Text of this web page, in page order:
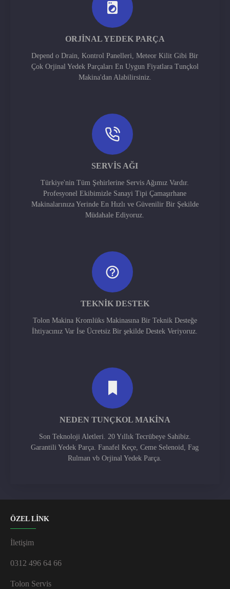
ORJINAL YEDEK PARÇA
Depend o Drain, Kontrol Panelleri, Meteor Kilit Gibi Bir
Çok Orjinal Yedek Parçaları En Uygun Fiyatlara Tunçkol
Makina'dan Alabilirsiniz.
SERVIS AĞI
Türkiye'nin Tüm Şehirlerine Servis Ağımız Vardır.
Profesyonel Ekibimizle Sanayi Tipi Çamaşırhane
Makinalarınıza Yerinde En Hızlı ve Güvenilir Bir Şekilde
Müdahale Ediyoruz.
TEKNIK DESTEK
Tolon Makina Kromlüks Makinasına Bir Teknik Desteğe
İhtiyacınız Var İse Ücretsiz Bir şekilde Destek Veriyoruz.
NEDEN TUNÇKOL MAKINA
Son Teknoloji Aletleri. 20 Yıllık Tecrübeye Sahibiz.
Garantili Yedek Parça. Fanafel Keçe, Ceme Selenoid, Fag
Rulman vb Orjinal Yedek Parça.
ÖZEL LİNK
İletişim
0312 496 64 66
Tolon Servis